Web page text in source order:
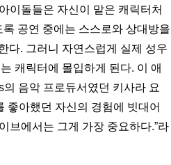
이돌들은 자신이 맡은 캐릭터처
공연 중에는 스스로와 상대방을
다. 그러니 자연스럽게 실제 성우
캐릭터에 몰입하게 된다. 이 애
음악 프로듀서였던 키사라 요
좋아했던 자신의 경험에 빗대어
브에서는 그게 가장 중요하다.”라